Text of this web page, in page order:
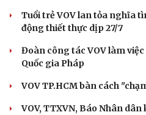
Tuổi trẻ VOV lan tỏa nghĩa
động thiết thực dịp 27/7
Đoàn công tác VOV làm
Quốc gia Pháp
VOV TP.HCM bàn cách
VOV, TTXVN, Báo Nhân